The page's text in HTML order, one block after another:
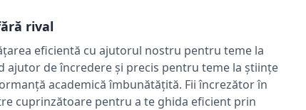
rival
eficientă cu ajutorul nostru pentru teme la
ajutor de încredere și precis pentru teme la științe
academică îmbunătățită. Fii încrezător în
cuprinzătoare pentru a te ghida eficient prin